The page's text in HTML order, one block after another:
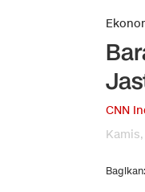
CNN
Bagikan: